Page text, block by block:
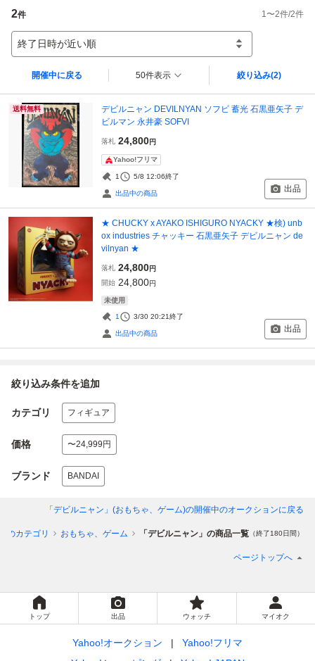
2件 1 〜2件/2件
終了日時が近い順
開催中に戻る 50件表示 絞り込み(2)
送料無料
デビルニャン DEVILNYAN ソフビ 蓄光 石黒亜矢子 デ
ビルマン 永井豪 SOFVI
落札 24,800円
Yahoo!フリマ
1 5/8 12:06終了
出品中の商品 出品
★ CHUCKY x AYAKO ISHIGURO NYACKY ★検) unb
ox industries チャッキー 石黒亜矢子 デビルニャン de
vilnyan ★
落札 24,800円
開始 24,800円
未使用
1 3/30 20:21終了
出品中の商品 出品
絞り込み条件を追加
カテゴリ フィギュア
価格 〜24,999円
ブランド BANDAI
「デビルニャン」(おもちゃ、ゲーム)の開催中のオークションに戻る
のカテゴリ おもちゃ、ゲーム 「デビルニャン」の商品一覧 （終了180日間）
ページトップへ
トップ 出品 ウォッチ マイオク
Yahoo!オークション
Yahoo!フリマ